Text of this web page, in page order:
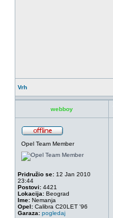
Vrh
webboy
Opel Team Member
Pridružio se: 12 Jan 2010
23:44
Postovi: 4421
Lokacija: Beograd
Ime: Nemanja
Opel: Calibra C20LET '96
Garaza: pogledaj